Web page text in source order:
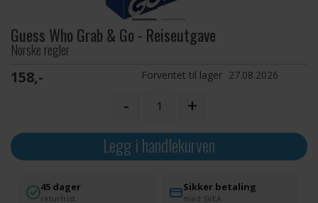
Guess Who Grab & Go - Reiseutgave
Norske regler
158,- Forventet til lager 27.08.2026
- +
Legg i handlekurven
45 dager
returfrist
Sikker betaling
med SVEA